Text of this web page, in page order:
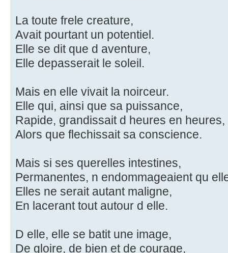
La toute frele creature,
Avait pourtant un potentiel.
Elle se dit que d aventure,
Elle depasserait le soleil.
Mais en elle vivait la noirceur.
Elle qui, ainsi que sa puissance,
Rapide, grandissait d heures en heures,
Alors que flechissait sa conscience.
Mais si ses querelles intestines,
Permanentes, n endommageaient qu
Elles ne serait autant maligne,
En lacerant tout autour d elle.
D elle, elle se batit une image,
De gloire, de bien et de courage,